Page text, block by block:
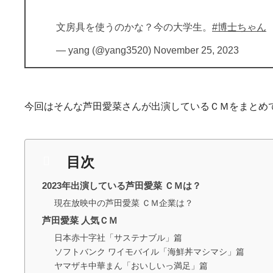
文房具を使うのかな？今の大学生。 #博士ちゃん
— yang (@yang3520) November 25, 2023
今回はそんな芦田愛菜さんが出演しているＣＭをまとめ
目次
2023年出演している芦田愛菜 ＣＭは？
現在放映中の芦田愛菜 ＣＭ企業は？
芦田愛菜 人気ＣＭ
日本赤十字社「サステナブル」篇
ソフトバンク ワイモバイル「海鮮丼マシマシ」篇
ヤマザキ中華まん「おいしいっ満足」篇